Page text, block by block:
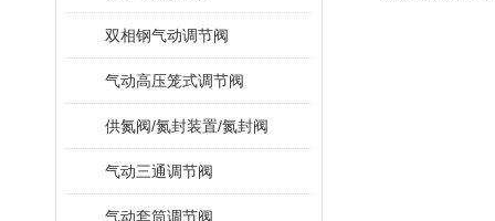
双相钢气动调节阀
气动高压笼式调节阀
供氮阀/氮封装置/氮封阀
气动三通调节阀
气动套筒调节阀